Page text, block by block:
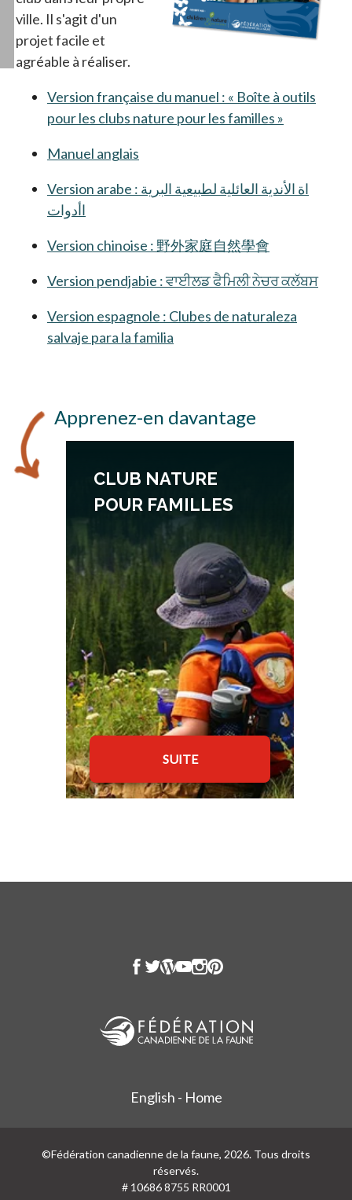
ville. Il s'agit d'un
projet facile et
agréable à réaliser.
Version française du manuel : « Boîte à outils
pour les clubs nature pour les familles »
Manuel anglais
Version arabe : اة الأندية العائلية لطبيعية البرية
اأدوات
Version chinoise : 野外家庭自然學會
Version pendjabie : ਵਾਈਲਡ ਫੈਮਿਲੀ ਨੇਚਰ ਕਲੱਬਸ
Version espagnole : Clubes de naturaleza
salvaje para la familia
Apprenez-en davantage
CLUB NATURE
POUR FAMILLES
SUITE
English - Home
©Fédération canadienne de la faune, 2026. Tous droits
réservés.
# 10686 8755 RR0001